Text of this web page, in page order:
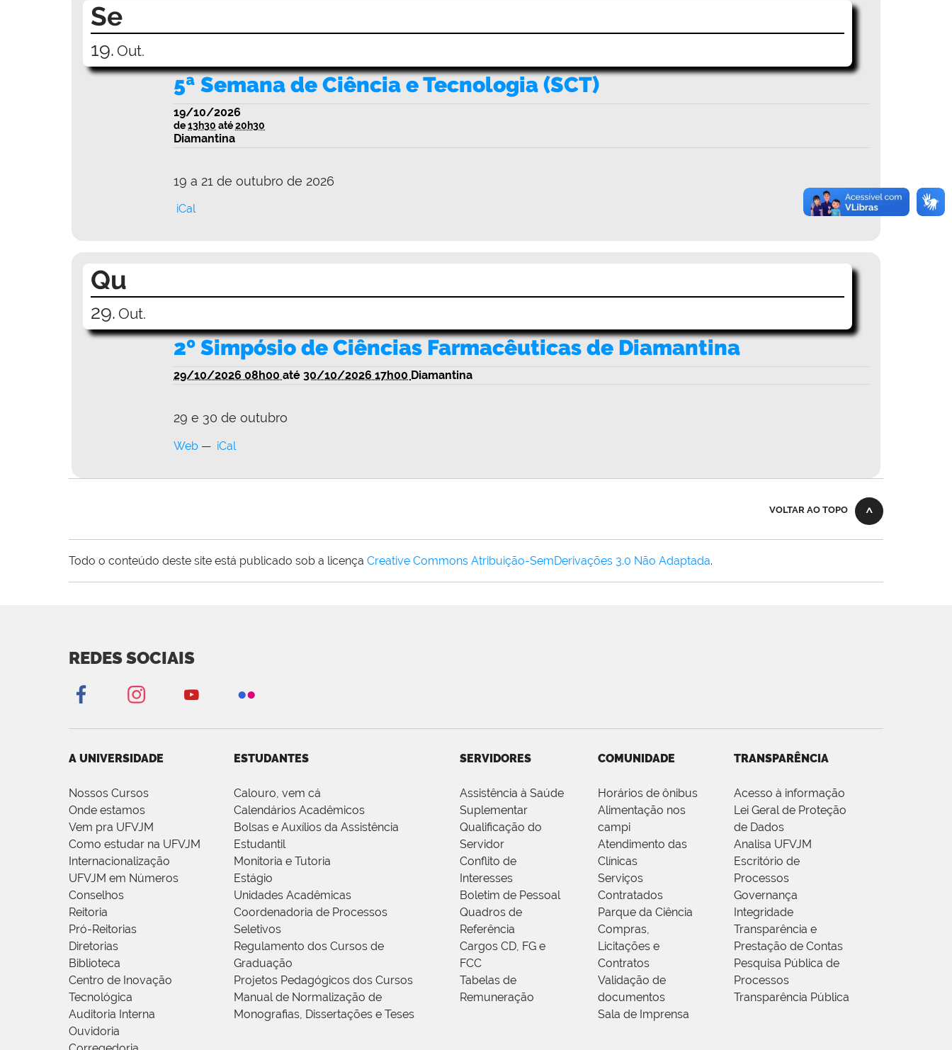
Se
19. Out.
5ª Semana de Ciência e Tecnologia (SCT)
19/10/2026
de13h30 até20h30
Diamantina
19 a 21 de outubro de 2026
iCal
Qu
29. Out.
2º Simpósio de Ciências Farmacêuticas de Diamantina
29/10/2026 08h00 até 30/10/2026 17h00 Diamantina
29 e 30 de outubro
Web iCal
VOLTAR AO TOPO
Todo o conteúdo deste site está publicado sob a licença Creative Commons Atribuição-SemDerivações 3.0 Não Adaptada.
REDES SOCIAIS
A UNIVERSIDADE
Nossos Cursos
Onde estamos
Vem pra UFVJM
Como estudar na UFVJM
Internacionalização
UFVJM em Números
Conselhos
Reitoria
Pró-Reitorias
Diretorias
Biblioteca
Centro de Inovação
Tecnológica
Auditoria Interna
Ouvidoria
ESTUDANTES
Calouro, vem cá
Calendários Acadêmicos
Bolsas e Auxílios da Assistência
Estudantil
Monitoria e Tutoria
Estágio
Unidades Acadêmicas
Coordenadoria de Processos
Seletivos
Regulamento dos Cursos de
Graduação
Projetos Pedagógicos dos Cursos
Manual de Normalização de
Monografias, Dissertações e Teses
SERVIDORES
Assistência à Saúde
Suplementar
Qualificação do
Servidor
Conflito de
Interesses
Boletim de Pessoal
Quadros de
Referência
Cargos CD, FG e
FCC
Tabelas de
Remuneração
COMUNIDADE
Horários de ônibus
Alimentação nos
campi
Atendimento das
Clínicas
Serviços
Contratados
Parque da Ciência
Compras,
Licitações e
Contratos
Validação de
documentos
Sala de Imprensa
TRANSPARÊNCIA
Acesso à informação
Lei Geral de Proteção
de Dados
Analisa UFVJM
Escritório de
Processos
Governança
Integridade
Transparência e
Prestação de Contas
Pesquisa Pública de
Processos
Transparência Pública